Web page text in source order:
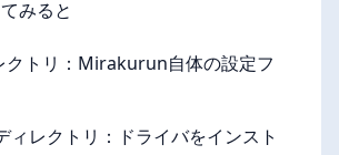
みると
クトリ：Mirakurun自体の設定フ
ィレクトリ：ドライバをインスト